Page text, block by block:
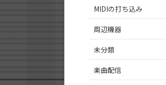
MIDIの打ち込み
周辺機器
未分類
楽曲配信